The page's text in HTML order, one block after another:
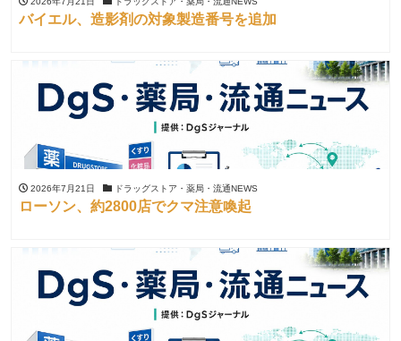
バイエル、造影剤の対象製造番号を追加
2026年7月21日 ドラッグストア・薬局・流通NEWS
ローソン、約2800店でクマ注意喚起